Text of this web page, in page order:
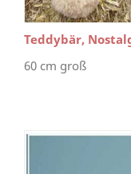
Teddybär,
60 cm groß